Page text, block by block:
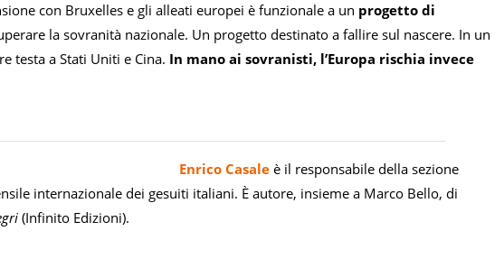
con Bruxelles e gli alleati europei è funzionale a un progetto di
la sovranità nazionale. Un progetto destinato a fallire sul nascere. In un
testa a Stati Uniti e Cina. In mano ai sovranisti, l’Europa rischia invece
Enrico Casale è il responsabile della sezione
internazionale dei gesuiti italiani. È autore, insieme a Marco Bello, di
(Infinito Edizioni).